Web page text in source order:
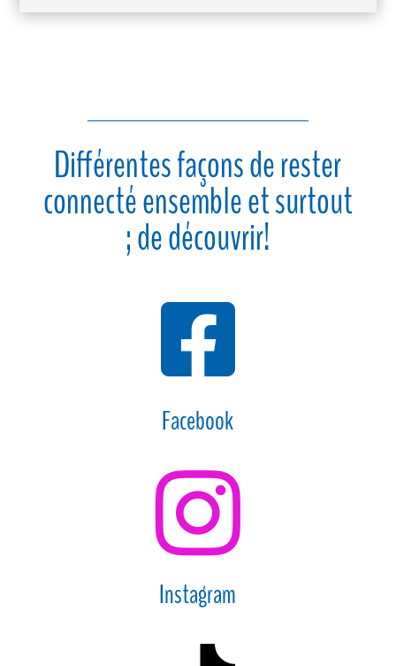
Différentes façons de rester
connecté ensemble et surtout
; de découvrir!

Facebook

Instagram